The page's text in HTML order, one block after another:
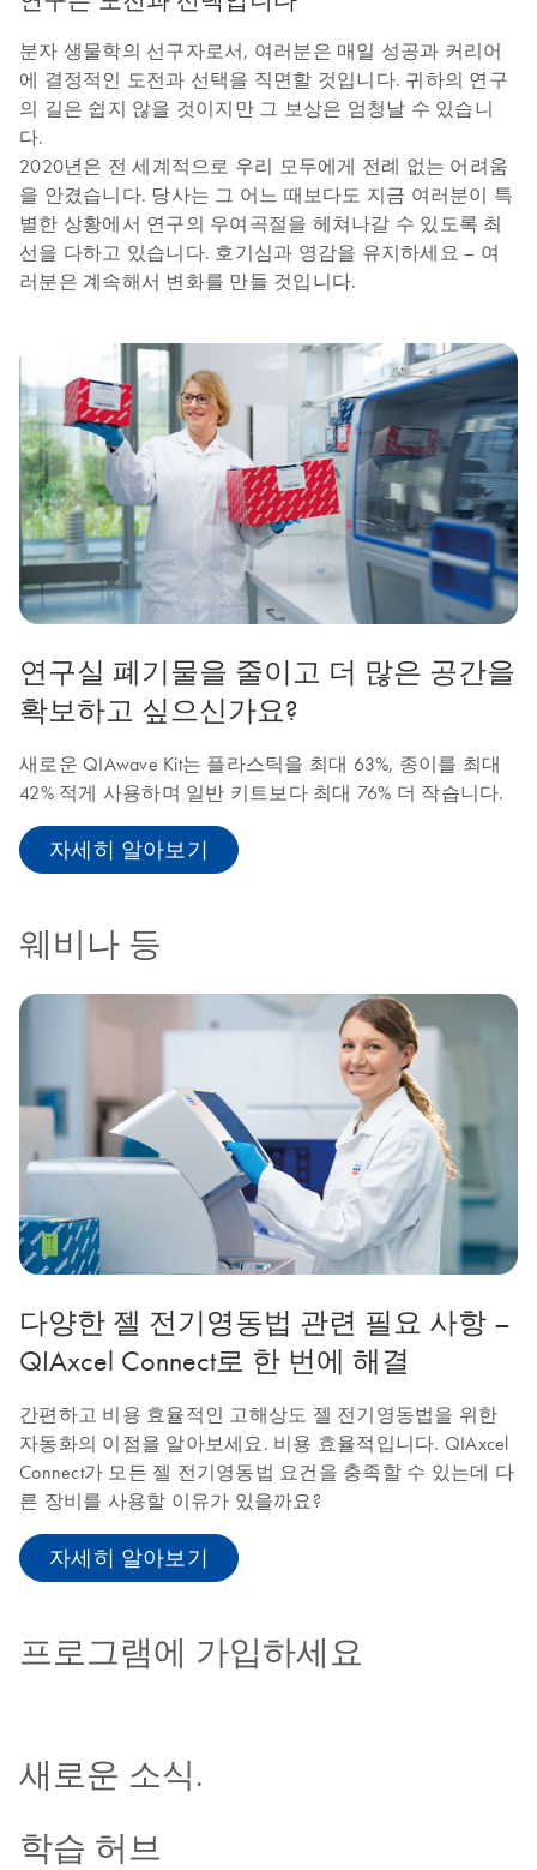
분자 생물학의 선구자로서, 여러분은 매일 성공과 커리어
에 결정적인 도전과 선택을 직면할 것입니다. 귀하의 연구
의 길은 쉽지 않을 것이지만 그 보상은 엄청날 수 있습니
다.
2020년은 전 세계적으로 우리 모두에게 전례 없는 어려움
을 안겼습니다. 당사는 그 어느 때보다도 지금 여러분이 특
별한 상황에서 연구의 우여곡절을 헤쳐나갈 수 있도록 최
선을 다하고 있습니다. 호기심과 영감을 유지하세요 – 여
러분은 계속해서 변화를 만들 것입니다.
연구실 폐기물을 줄이고 더 많은 공간을
확보하고 싶으신가요?
새로운 QIAwave Kit는 플라스틱을 최대 63%, 종이를 최대
42% 적게 사용하며 일반 키트보다 최대 76% 더 작습니다.
자세히 알아보기
웨비나 등
다양한 젤 전기영동법 관련 필요 사항 –
QIAxcel Connect로 한 번에 해결
간편하고 비용 효율적인 고해상도 젤 전기영동법을 위한
자동화의 이점을 알아보세요. 비용 효율적입니다. QIAxcel
Connect가 모든 젤 전기영동법 요건을 충족할 수 있는데 다
른 장비를 사용할 이유가 있을까요?
자세히 알아보기
프로그램에 가입하세요
새로운 소식.
학습 허브